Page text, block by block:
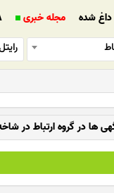
داغ شده مجله خبری
ها در گروه ارتباط در